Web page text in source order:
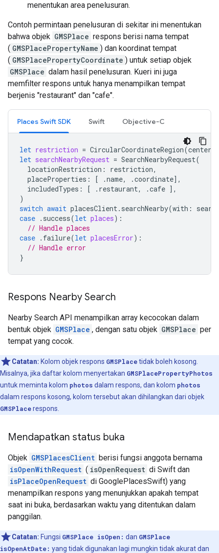
menentukan area penelusuran.
Contoh permintaan penelusuran di sekitar ini menentukan
bahwa objek GMSPlace respons berisi nama tempat
( GMSPlacePropertyName ) dan koordinat tempat
( GMSPlacePropertyCoordinate ) untuk setiap objek
GMSPlace dalam hasil penelusuran. Kueri ini juga
memfilter respons untuk hanya menampilkan tempat
berjenis "restaurant" dan "cafe".
Places Swift SDK Swift Objective-C
let restriction = CircularCoordinateRegion(center
let searchNearbyRequest = SearchNearbyRequest(
locationRestriction : restriction,
placeProperties : [ .name, .coordinate],
includedTypes : [ . restaurant, .cafe ],
)
switch await placesClient. searchNearby(with :
case . success(let places):
// Handle places
case . failure(let placesError):
// Handle error
}
Respons Nearby Search
Nearby Search API menampilkan array kecocokan dalam
bentuk objek GMSPlace , dengan satu objek GMSPlace per
tempat yang cocok.
Catatan: Kolom objek respons GMSPlacetidak boleh kosong.
Misalnya, jika daftar kolom menyertakan GMSPlacePropertyPhotos
untuk meminta kolom photos dalam respons, dan kolom photos
dalam respons kosong, kolom tersebut akan dihilangkan dari objek
GMSPlacerespons.
Mendapatkan status buka
Objek GMSPlacesClient berisi fungsi anggota bernama
isOpenWithRequest ( isOpenRequest di Swift dan
isPlaceOpenRequest di GooglePlacesSwift) yang
menampilkan respons yang menunjukkan apakah tempat
saat ini buka, berdasarkan waktu yang ditentukan dalam
panggilan.
Catatan: Fungsi GMSPlace isOpen: dan GMSPlace
isOpenAtDate: yang tidak digunakan lagi mungkin tidak akurat dan